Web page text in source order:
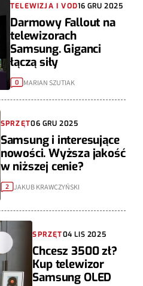
TELEWIZJA I VOD16 GRU 2025
Darmowy Fallout na
telewizorach
Samsung. Giganci
łączą siły
0 MARIAN SZUTIAK
SPRZĘT06 GRU 2025
Samsung i interesujące
nowości. Wyższa jakość
w niższej cenie?
2 JAKUB KRAWCZYŃSKI
SPRZĘT04 LIS 2025
Chcesz 3500 zł?
Kup telewizor
Samsung OLED